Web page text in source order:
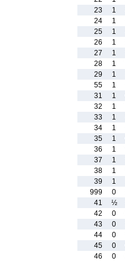
23
1
24
1
25
1
26
1
27
1
28
1
29
1
55
1
31
1
32
1
33
1
34
1
35
1
36
1
37
1
38
1
39
1
999
0
41
½
42
0
43
0
44
0
45
0
46
0